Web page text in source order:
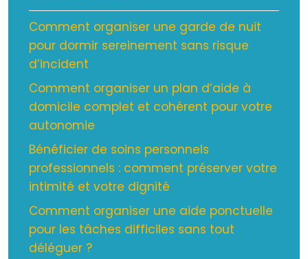
Comment organiser une garde de nuit
pour dormir sereinement sans risque
d’incident
Comment organiser un plan d’aide à
domicile complet et cohérent pour votre
autonomie
Bénéficier de soins personnels
professionnels : comment préserver votre
intimité et votre dignité
Comment organiser une aide ponctuelle
pour les tâches difficiles sans tout
déléguer ?